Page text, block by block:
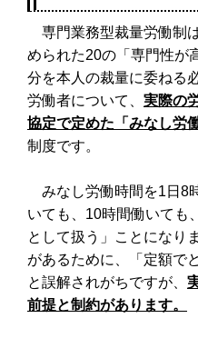
専門業務型裁量労働制
められた20の「専門性が
分を本人の裁量に委ねる
労働者について、 実際の
協定で定めた「みなし労
制度です。
みなし労働時間を1日8
いても、10時間働いても
として扱う」ことになり
があるために、「定額で
と誤解されがちですが、
前提と制約があります。